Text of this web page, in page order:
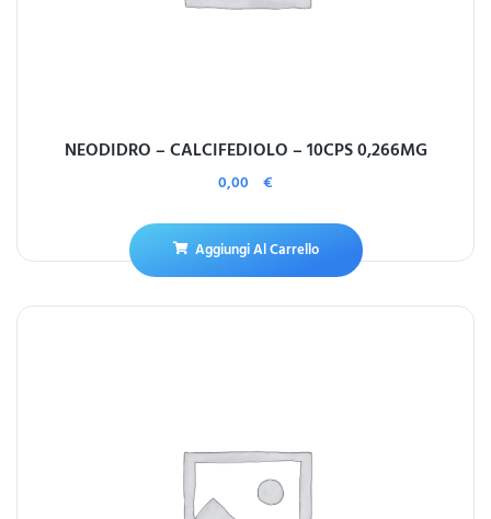
NEODIDRO – CALCIFEDIOLO – 10CPS 0,266MG
0,00 €
Aggiungi Al Carrello